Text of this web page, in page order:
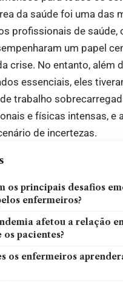
da saúde foi uma das
profissionais de saúde,
um papel
crise. No entanto, além
essenciais, eles
trabalho
e físicas intensas, e
de incertezas.
os principais desafios
enfermeiros?
afetou a relação
pacientes?
os enfermeiros